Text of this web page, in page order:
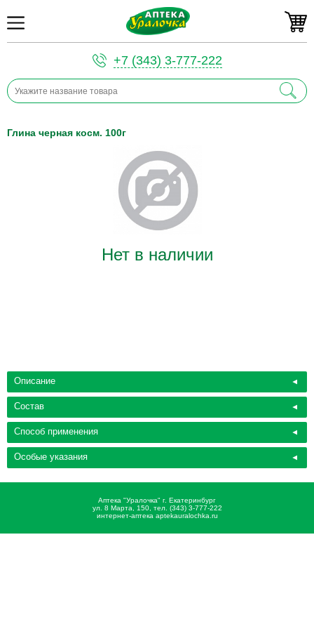
+7 (343) 3-777-222
Глина черная косм. 100г
Нет в наличии
Описание
Состав
Способ применения
Особые указания
Аптека "Уралочка" г. Екатеринбург
ул. 8 Марта, 150, тел. (343) 3-777-222
интернет-аптека aptekauralochka.ru